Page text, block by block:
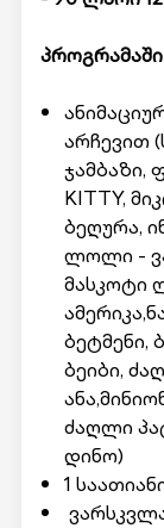
არჩევით
ჯამბაზი,
KITTY,
ბეღურა,
ლოლი -
მასკოტი
ბეტმენი,
ბეიბი,
ძაღლი
დინო)
1